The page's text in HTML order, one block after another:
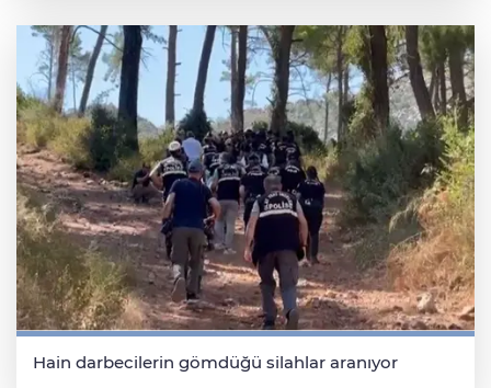
Hain darbecilerin gömdüğü silahlar aranıyor